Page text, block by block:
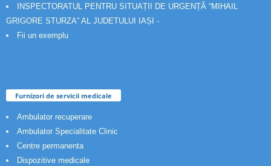
INSPECTORATUL PENTRU SITUAȚII DE URGENȚĂ “MIHAIL
GRIGORE STURZA” AL JUDETULUI IAȘI -
Fii un exemplu
Furnizori de servicii medicale
Ambulator recuperare
Ambulator Specialitate Clinic
Centre permanenta
Dispozitive medicale